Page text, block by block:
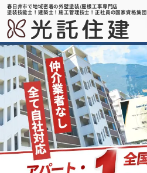
春日井市で地域密着の外壁塗装/屋根工事専門店
塗装技能士！建築士！施工管理技士！正社員の国家資格集団